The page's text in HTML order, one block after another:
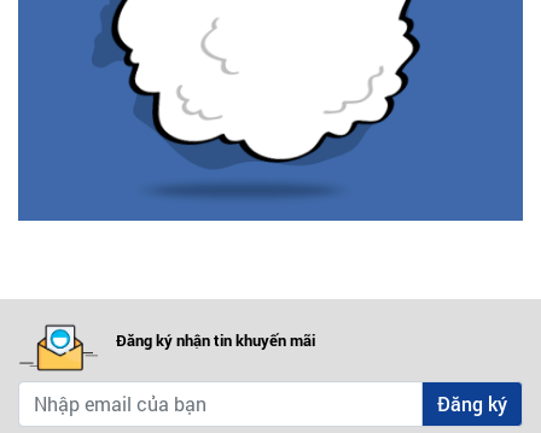
Đăng ký nhận tin khuyến mãi
Đăng ký